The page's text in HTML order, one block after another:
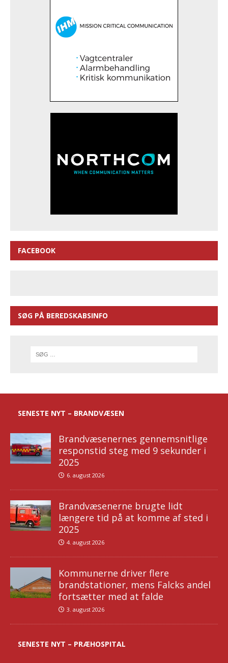
FACEBOOK
SØG PÅ BEREDSKABSINFO
SENESTE NYT – BRANDVÆSEN
Brandvæsenernes gennemsnitlige
responstid steg med 9 sekunder i
2025
6. august 2026
Brandvæsenerne brugte lidt
længere tid på at komme af sted i
2025
4. august 2026
Kommunerne driver flere
brandstationer, mens Falcks andel
fortsætter med at falde
3. august 2026
SENESTE NYT – PRÆHOSPITAL